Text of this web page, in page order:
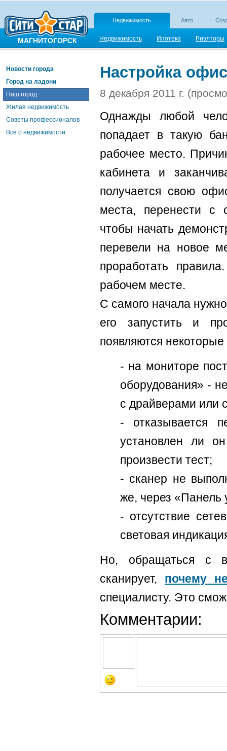
МАГНИТОГОРСК
Недвижимость Авто
Недвижимость Ипотека Риэлторы
Новости города
Город на ладони
Наш город
Жилая недвижимость
Советы профессионалов
Все о недвижимости
Настройка
8 декабря 2011 г.
Однажды любой
попадает в такую
рабочее место.
кабинета и
получается свою
места, перенести с
чтобы начать
перевели на новое
проработать
рабочем месте.
С самого начала
его запустить и
появляются
- на мониторе
оборудования» -
с драйверами или
- отказывается
установлен ли
произвести тест;
- сканер не
же, через «Панель
- отсутствие
световая
Но, обращаться с
сканирует, почему
специалисту. Это
Комментарии: